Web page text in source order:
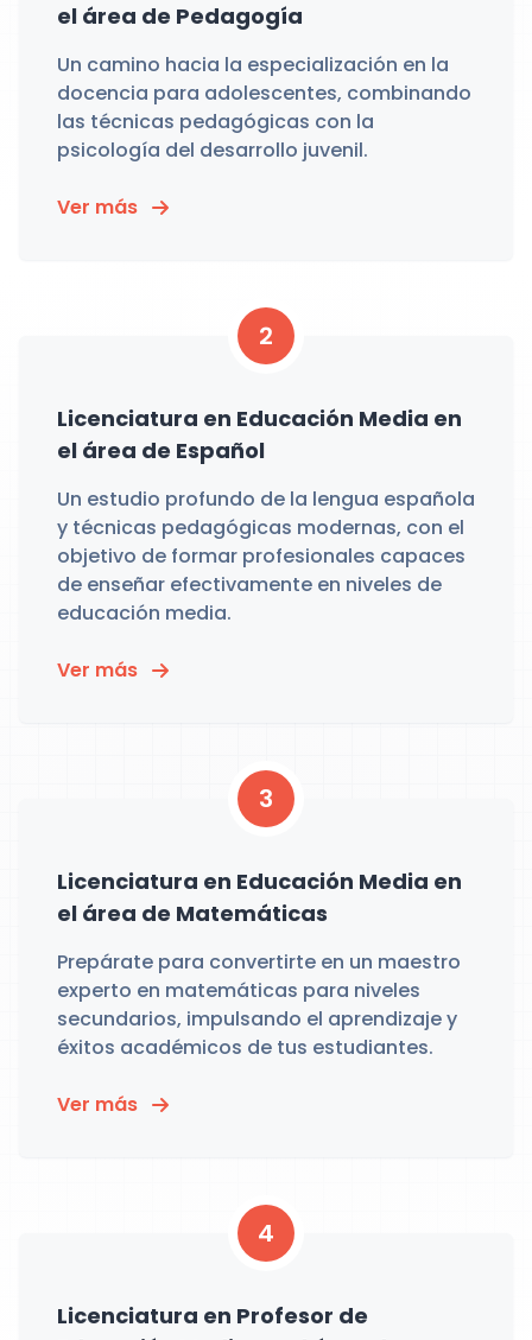
el área de Pedagogía
Un camino hacia la especialización en la
docencia para adolescentes, combinando
las técnicas pedagógicas con la
psicología del desarrollo juvenil.
Ver más
2
Licenciatura en Educación Media en
el área de Español
Un estudio profundo de la lengua española
y técnicas pedagógicas modernas, con el
objetivo de formar profesionales capaces
de enseñar efectivamente en niveles de
educación media.
Ver más
3
Licenciatura en Educación Media en
el área de Matemáticas
Prepárate para convertirte en un maestro
experto en matemáticas para niveles
secundarios, impulsando el aprendizaje y
éxitos académicos de tus estudiantes.
Ver más
4
Licenciatura en Profesor de